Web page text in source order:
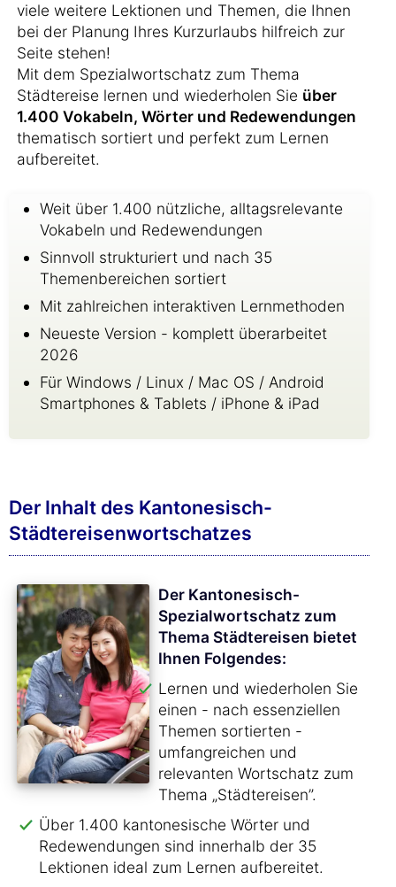
viele weitere Lektionen und Themen, die Ihnen
bei der Planung Ihres Kurzurlaubs hilfreich zur
Seite stehen!
Mit dem Spezialwortschatz zum Thema
Städtereise lernen und wiederholen Sie über
1.400 Vokabeln, Wörter und Redewendungen
thematisch sortiert und perfekt zum Lernen
aufbereitet.
Weit über 1.400 nützliche, alltagsrelevante
Vokabeln und Redewendungen
Sinnvoll strukturiert und nach 35
Themenbereichen sortiert
Mit zahlreichen interaktiven Lernmethoden
Neueste Version - komplett überarbeitet
2026
Für Windows / Linux / Mac OS / Android
Smartphones & Tablets / iPhone & iPad
Der Inhalt des Kantonesisch-
Städtereisenwortschatzes
Der Kantonesisch-
Spezialwortschatz zum
Thema Städtereisen bietet
Ihnen Folgendes:
Lernen und wiederholen Sie
einen - nach essenziellen
Themen sortierten -
umfangreichen und
relevanten Wortschatz zum
Thema „Städtereisen”.
Über 1.400 kantonesische Wörter und
Redewendungen sind innerhalb der 35
Lektionen ideal zum Lernen aufbereitet.